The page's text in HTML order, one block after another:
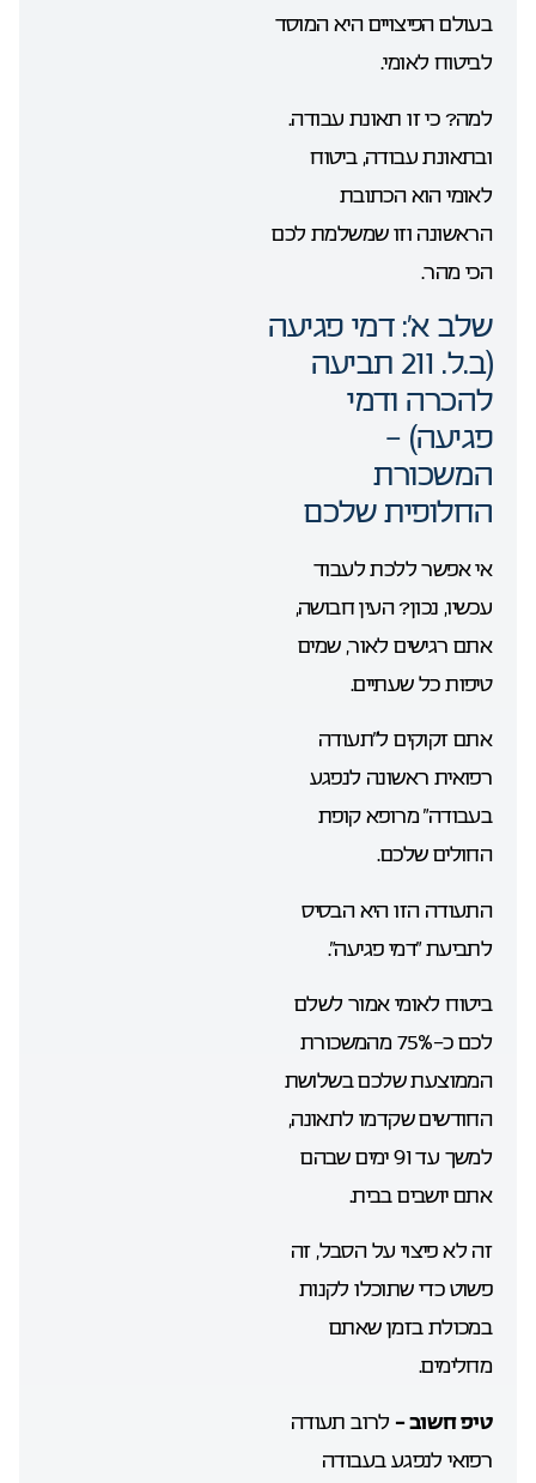
בעולם הפיצויים היא המוסד
לביטוח לאומי.
למה? כי זו תאונת עבודה.
ובתאונת עבודה, ביטוח
לאומי הוא הכתובת
הראשונה וזו שמשלמת לכם
הכי מהר.
שלב א’: דמי פגיעה
(ב.ל. 211 תביעה
להכרה ודמי
פגיעה) –
המשכורת
החלופית שלכם
אי אפשר ללכת לעבוד
עכשיו, נכון? העין חבושה,
אתם רגישים לאור, שמים
טיפות כל שעתיים.
אתם זקוקים ל”תעודה
רפואית ראשונה לנפגע
בעבודה” מרופא קופת
החולים שלכם.
התעודה הזו היא הבסיס
לתביעת “דמי פגיעה”.
ביטוח לאומי אמור לשלם
לכם כ-75% מהמשכורת
הממוצעת שלכם בשלושת
החודשים שקדמו לתאונה,
למשך עד 91 ימים שבהם
אתם יושבים בבית.
זה לא פיצוי על הסבל, זה
פשוט כדי שתוכלו לקנות
במכולת בזמן שאתם
מחלימים.
טיפ חשוב –לרוב תעודה
רפואי לנפגע בעבודה